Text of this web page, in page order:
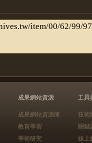
成果網站資源
成果網站資源庫
教育學習
學術研究
工具
技術
關鍵
線上